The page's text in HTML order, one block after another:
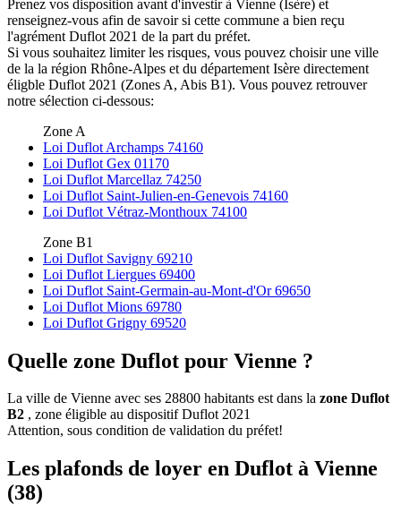
Prenez vos disposition avant d'investir à Vienne (Isère) et
renseignez-vous afin de savoir si cette commune a bien reçu
l'agrément Duflot 2021 de la part du préfet.
Si vous souhaitez limiter les risques, vous pouvez choisir une ville
de la la région Rhône-Alpes et du département Isère directement
éligble Duflot 2021 (Zones A, Abis B1). Vous pouvez retrouver
notre sélection ci-dessous:
Zone A
Loi Duflot Archamps 74160
Loi Duflot Gex 01170
Loi Duflot Marcellaz 74250
Loi Duflot Saint-Julien-en-Genevois 74160
Loi Duflot Vétraz-Monthoux 74100
Zone B1
Loi Duflot Savigny 69210
Loi Duflot Liergues 69400
Loi Duflot Saint-Germain-au-Mont-d'Or 69650
Loi Duflot Mions 69780
Loi Duflot Grigny 69520
Quelle zone Duflot pour Vienne ?
La ville de Vienne avec ses 28800 habitants est dans la zone Duflot
B2 , zone éligible au dispositif Duflot 2021
Attention, sous condition de validation du préfet!
Les plafonds de loyer en Duflot à Vienne
(38)